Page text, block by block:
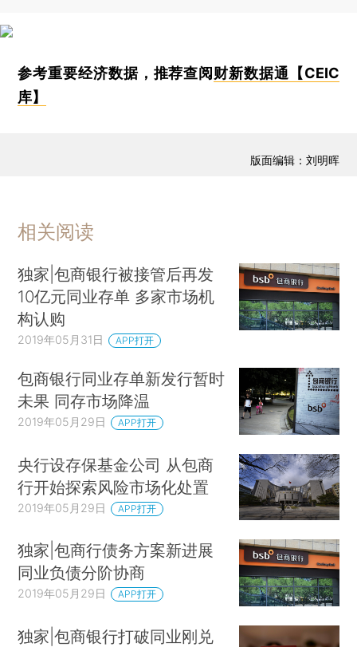
参考重要经济数据，推荐查阅财新数据通【CEIC
库】
版面编辑：刘明晖
相关阅读
独家|包商银行被接管后再发
10亿元同业存单 多家市场机
构认购
2019年05月31日 APP打开
包商银行同业存单新发行暂时
未果 同存市场降温
2019年05月29日 APP打开
央行设存保基金公司 从包商
行开始探索风险市场化处置
2019年05月29日 APP打开
独家|包商行债务方案新进展
同业负债分阶协商
2019年05月29日 APP打开
独家|包商银行打破同业刚兑